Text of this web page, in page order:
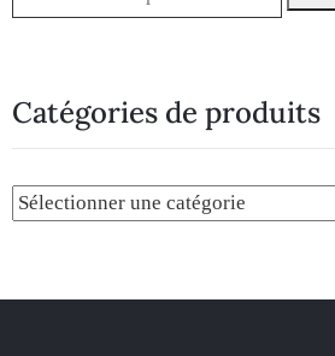
Catégories de produits